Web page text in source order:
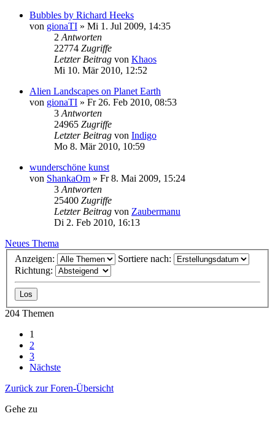
Bubbles by Richard Heeks
von gionaTI » Mi 1. Jul 2009, 14:35
2 Antworten
22774 Zugriffe
Letzter Beitrag von Khaos
Mi 10. Mär 2010, 12:52
Alien Landscapes on Planet Earth
von gionaTI » Fr 26. Feb 2010, 08:53
3 Antworten
24965 Zugriffe
Letzter Beitrag von Indigo
Mo 8. Mär 2010, 10:59
wunderschöne kunst
von ShankaOm » Fr 8. Mai 2009, 15:24
3 Antworten
25400 Zugriffe
Letzter Beitrag von Zaubermanu
Di 2. Feb 2010, 16:13
Neues Thema
Anzeigen:
Sortiere nach:
Richtung:
204 Themen
1
2
3
Nächste
Zurück zur Foren-Übersicht
Gehe zu